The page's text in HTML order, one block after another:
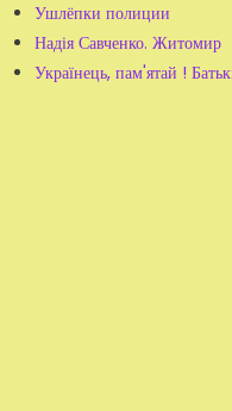
Ушлёпки полиции
Надія Савченко. Житомир
Українець, пам'ятай !